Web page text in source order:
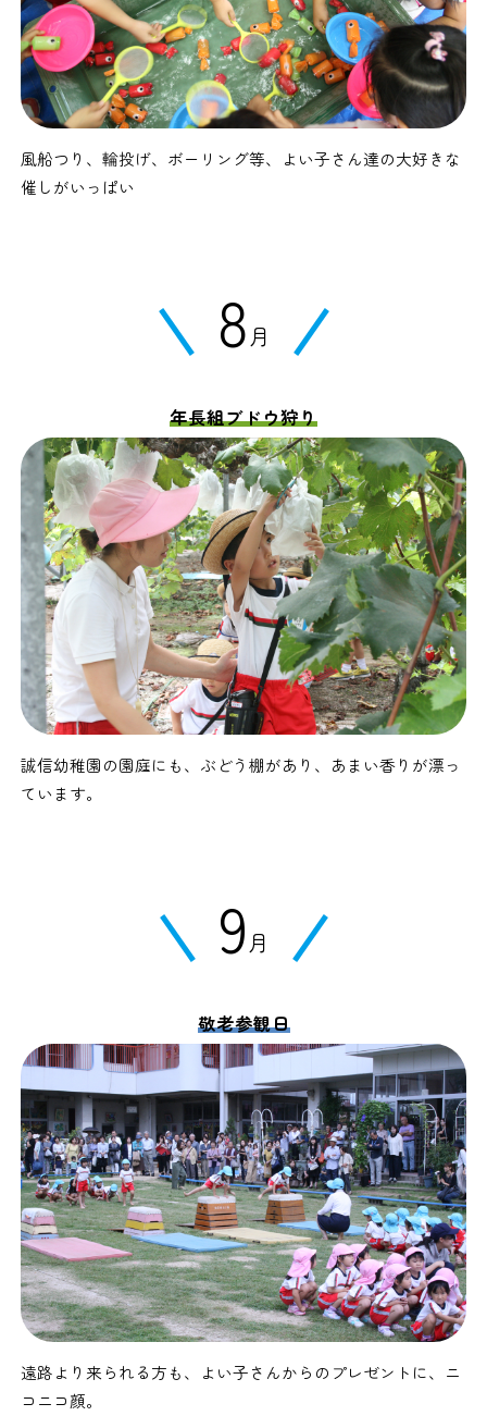
風船つり、輪投げ、ボーリング等、よい子さん達の大好きな
催しがいっぱい
8月
年長組ブドウ狩り
誠信幼稚園の園庭にも、ぶどう棚があり、あまい香りが漂っ
ています。
9月
敬老参観日
遠路より来られる方も、よい子さんからのプレゼントに、ニ
コニコ顔。